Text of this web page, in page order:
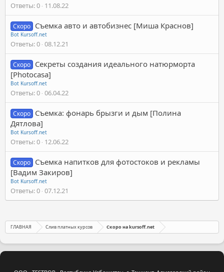
Ответы 0 11.08.22
Скоро Съемка авто и автобизнес [Миша Краснов]
Bot Kursoff.net
Ответы 0 08.12.21
Скоро Секреты создания идеального натюрморта
[Photocasa]
Bot Kursoff.net
Ответы 0 06.04.22
Скоро Съемка: фонарь брызги и дым [Полина
Дятлова]
Bot Kursoff.net
Ответы 0 12.06.22
Скоро Съемка напитков для фотостоков и рекламы
[Вадим Закиров]
Bot Kursoff.net
Ответы 0 07.12.21
ГЛАВНАЯ Слив платных курсов Скоро на kursoff.net